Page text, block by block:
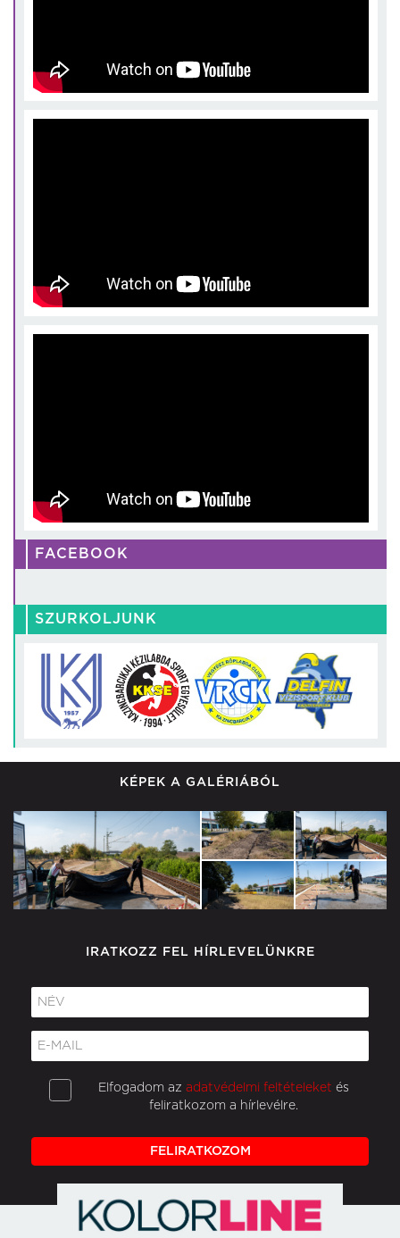
FACEBOOK
SZURKOLJUNK
KÉPEK A GALÉRIÁBÓL
IRATKOZZ FEL HÍRLEVELÜNKRE
Elfogadom az adatvédelmi feltételeket és
feliratkozom a hírlevélre.
FELIRATKOZOM